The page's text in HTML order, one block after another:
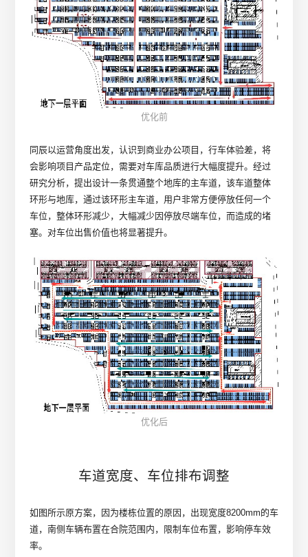
优化前
同辰以运营角度出发，认识到商业办公项目，行车体验差，将
会影响项目产品定位，需要对车库品质进行大幅度提升。经过
研究分析，提出设计一条贯通整个地库的主车道，该车道整体
环形与地库，通过该环形主车道，用户非常方便停放任何一个
车位，整体环形减少，大幅减少因停放尽端车位，而造成的堵
塞。对车位出售价值也将显著提升。
优化后
车道宽度、车位排布调整
如图所示原方案，因为楼栋位置的原因，出现宽度8200mm的车
道，南侧车辆布置在合院范围内，限制车位布置，影响停车效
率。